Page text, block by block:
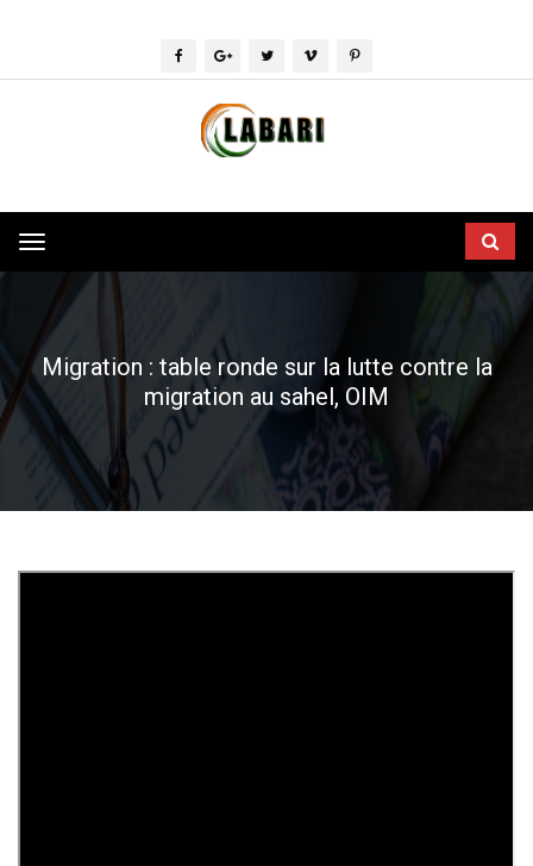
Toggle
navigation
Migration : table ronde sur la lutte contre la
migration au sahel, OIM